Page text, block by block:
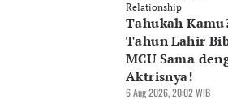
Relationship
Tahukah
Tahun Lahir
MCU Sama
Aktrisnya!
6 Aug 2026, 20:02 WIB